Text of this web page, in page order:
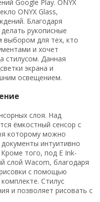
Google Play. ONYX
ONYX Glass,
Благодаря
рукописные
выбором для тех, кто
и хочет
стилусом. Данная
экрана и
освещением.
слоя. Над
ёмкостный сенсор с
которому можно
интуитивно
того, под E Ink-
слой Wacom, благодаря
с помощью
Стилус
и позволяет рисовать с